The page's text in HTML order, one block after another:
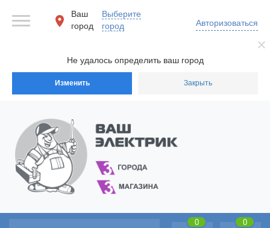
Не удалось определить ваш город
Изменить Закрыть
Ваш
город
Выберите
город
Авторизоваться
0
0